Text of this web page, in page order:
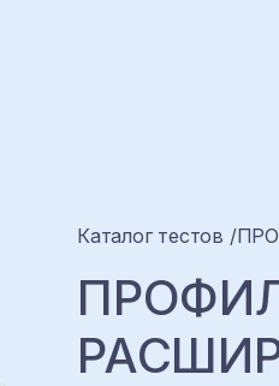
Каталог тестов